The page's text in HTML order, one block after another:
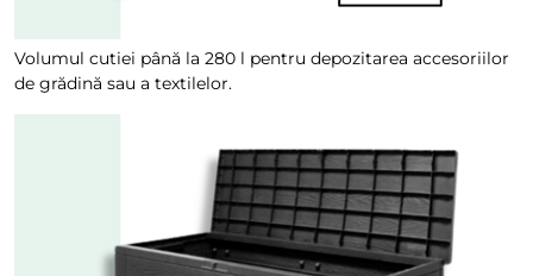
Volumul cutiei până la 280 l pentru depozitarea accesoriilor
de grădină sau a textilelor.